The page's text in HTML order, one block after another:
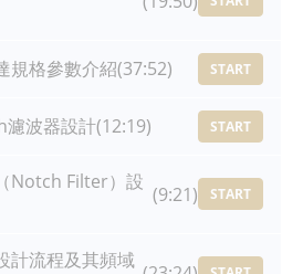
規格參數介紹(37:52) START
波器設計(12:19) START
Notch Filter）設
(9:21) START
計流程及其頻域